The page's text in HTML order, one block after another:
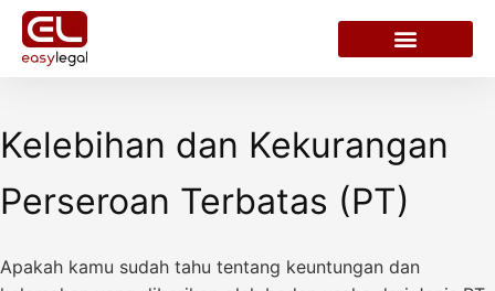
Kelebihan dan Kekurangan
Perseroan Terbatas (PT)
Apakah kamu sudah tahu tentang keuntungan dan